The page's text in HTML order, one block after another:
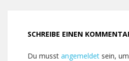
SCHREIBE EINEN
Du musst angemeldet sein,